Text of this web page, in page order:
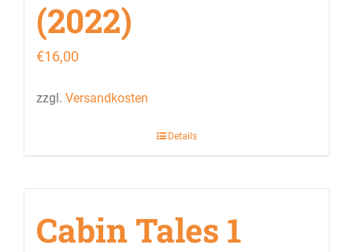
(2022)
€16,00
zzgl. Versandkosten
Details
Cabin Tales 1